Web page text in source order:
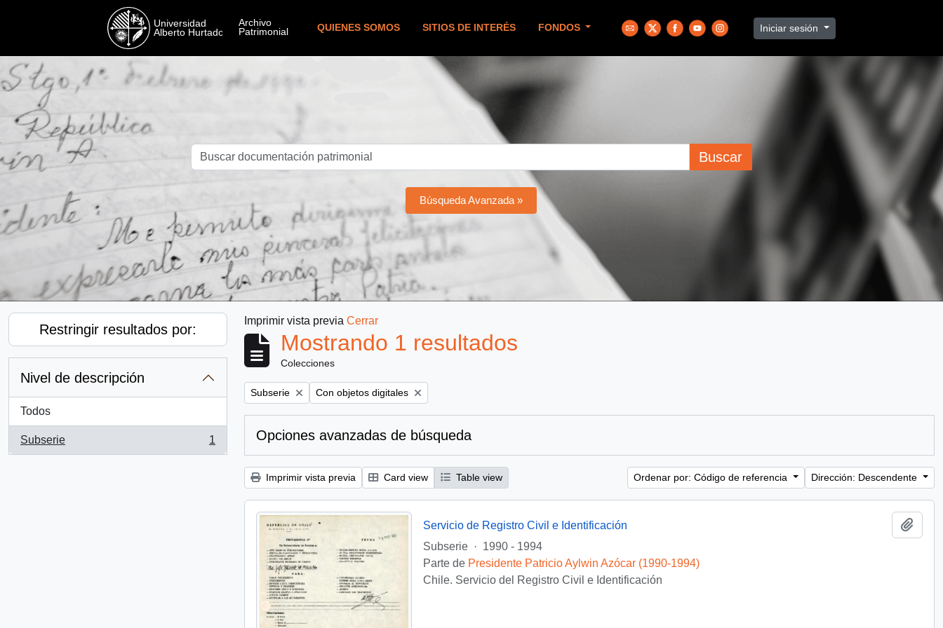
QUIENES SOMOS SITIOS DE INTERÉS FONDOS Iniciar sesión
Buscar
Búsqueda Avanzada »
Restringir resultados por:
Nivel de descripción
Todos
Subserie
, 1 resultados
1
Imprimir vista previa Cerrar
Mostrando 1 resultados
Colecciones
Remove filter:
Subserie Remove filter:
Con objetos digitales
Opciones avanzadas de búsqueda
Imprimir vista previa Card view Table view Ordenar por: Código de referencia Dirección: Descendente
Servicio de Registro Civil e Identificación
Subserie
· 1990 - 1994
Parte de Presidente Patricio Aylwin Azócar (1990-1994)
Chile. Servicio del Registro Civil e Identificación